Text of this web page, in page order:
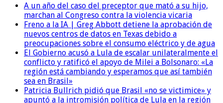
A un año del caso del preceptor que mató a su hijo,
marchan al Congreso contra la violencia vicaria
Freno a la IA | Greg Abbott detiene la aprobación de
nuevos centros de datos en Texas debido a
preocupaciones sobre el consumo eléctrico y de agua
El Gobierno acusó a Lula de escalar unilateralmente el
conflicto y ratificó el apoyo de Milei a Bolsonaro: «La
región está cambiando y esperamos que así también
sea en Brasil»
Patricia Bullrich pidió que Brasil «no se victimice» y
apuntó a la intromisión política de Lula en la región